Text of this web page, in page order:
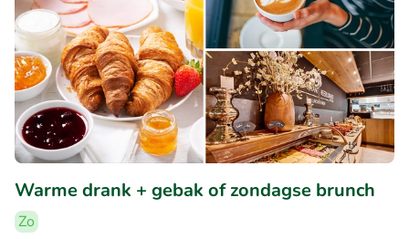
Warme drank + gebak of zondagse brunch
Zo